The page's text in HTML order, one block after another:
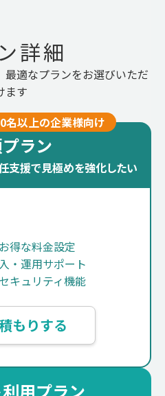
詳細
適なプランをお選びいただ
ます
名以上の企業様向け
ラン
支援で見極めを強化したい
得な料金設定
・運用サポート
キュリティ機能
もりする
用プラン